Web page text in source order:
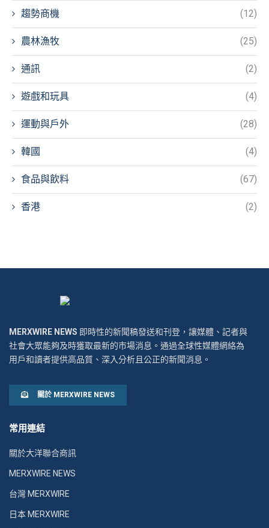
趨勢商機 (12)
農林漁牧 (25)
通訊 (2)
遊戲和玩具 (4)
運動與戶外 (28)
韓國 (4)
食品與飲料 (67)
香港 (2)
MERXWIRE NEWS 即時性的新聞稿發送和刊登，讓媒體、記者與
社會大眾能夠及時獲取最新的市場消息。通過全球性媒體網絡為
用戶和讀者提供高品質、深入分析且公正的新聞消息。
關於 MERXWIRE NEWS
常用連結
關於大洋聯合商訊
MERXWIRE NEWS
台灣 MERXWIRE
日本 MERXWIRE